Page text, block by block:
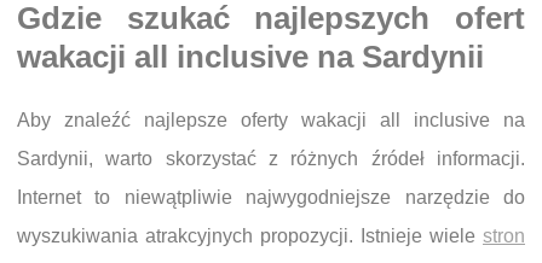
Gdzie szukać najlepszych ofert
wakacji all inclusive na Sardynii
Aby znaleźć najlepsze oferty wakacji all inclusive na
Sardynii, warto skorzystać z różnych źródeł informacji.
Internet to niewątpliwie najwygodniejsze narzędzie do
wyszukiwania atrakcyjnych propozycji. Istnieje wiele stron